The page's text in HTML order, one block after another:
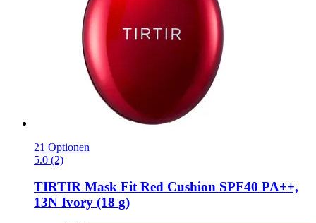
21 Optionen
5.0 (2)
TIRTIR Mask Fit Red Cushion SPF40 PA++,
13N Ivory (18 g)